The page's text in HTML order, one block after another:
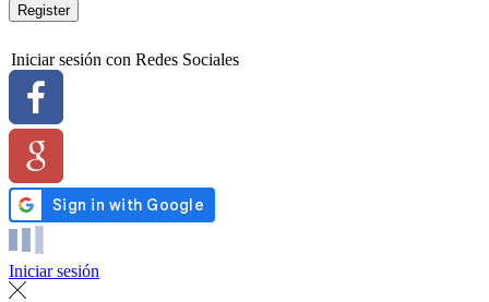
Register
Iniciar sesión con Redes Sociales
Iniciar sesión